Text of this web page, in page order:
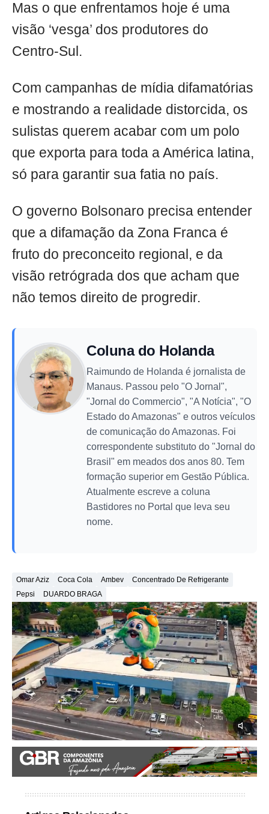
Mas o que enfrentamos hoje é uma
visão ‘vesga’ dos produtores do
Centro-Sul.
Com campanhas de mídia difamatórias
e mostrando a realidade distorcida, os
sulistas querem acabar com um polo
que exporta para toda a América latina,
só para garantir sua fatia no país.
O governo Bolsonaro precisa entender
que a difamação da Zona Franca é
fruto do preconceito regional, e da
visão retrógrada dos que acham que
não temos direito de progredir.
Coluna do Holanda
Raimundo de Holanda é jornalista de
Manaus. Passou pelo "O Jornal",
"Jornal do Commercio", "A Notícia", "O
Estado do Amazonas" e outros veículos
de comunicação do Amazonas. Foi
correspondente substituto do "Jornal do
Brasil" em meados dos anos 80. Tem
formação superior em Gestão Pública.
Atualmente escreve a coluna
Bastidores no Portal que leva seu
nome.
Omar Aziz Coca Cola Ambev
Concentrado De Refrigerante
Pepsi
DUARDO BRAGA